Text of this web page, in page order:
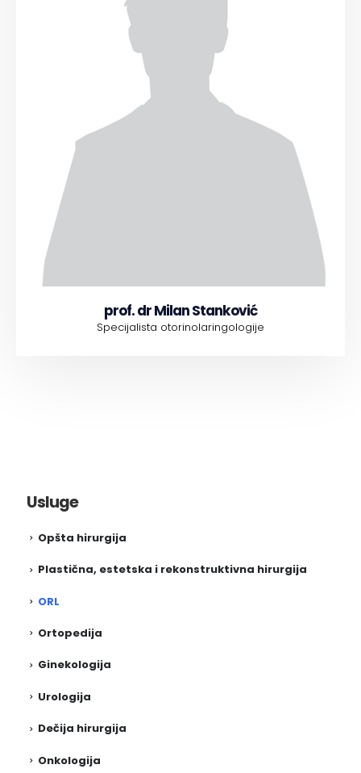
prof. dr Milan Stanković
Specijalista otorinolaringologije
Usluge
Opšta hirurgija
Plastična, estetska i rekonstruktivna hirurgija
ORL
Ortopedija
Ginekologija
Urologija
Dečija hirurgija
Onkologija